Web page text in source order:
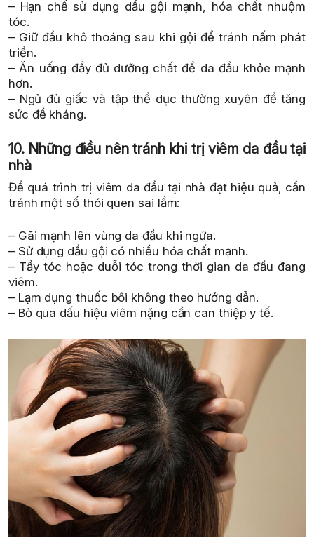
– Hạn chế sử dụng dầu gội mạnh, hóa chất nhuộm
tóc.
– Giữ đầu khô thoáng sau khi gội để tránh nấm phát
triển.
– Ăn uống đầy đủ dưỡng chất để da đầu khỏe mạnh
hơn.
– Ngủ đủ giấc và tập thể dục thường xuyên để tăng
sức đề kháng.
10. Những điều nên tránh khi trị viêm da đầu tại
nhà
Để quá trình trị viêm da đầu tại nhà đạt hiệu quả, cần
tránh một số thói quen sai lầm:
– Gãi mạnh lên vùng da đầu khi ngứa.
– Sử dụng dầu gội có nhiều hóa chất mạnh.
– Tẩy tóc hoặc duỗi tóc trong thời gian da đầu đang
viêm.
– Lạm dụng thuốc bôi không theo hướng dẫn.
– Bỏ qua dấu hiệu viêm nặng cần can thiệp y tế.